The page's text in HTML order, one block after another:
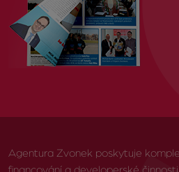
Agentura Zvonek poskytuje
financování a developerské činnosti.